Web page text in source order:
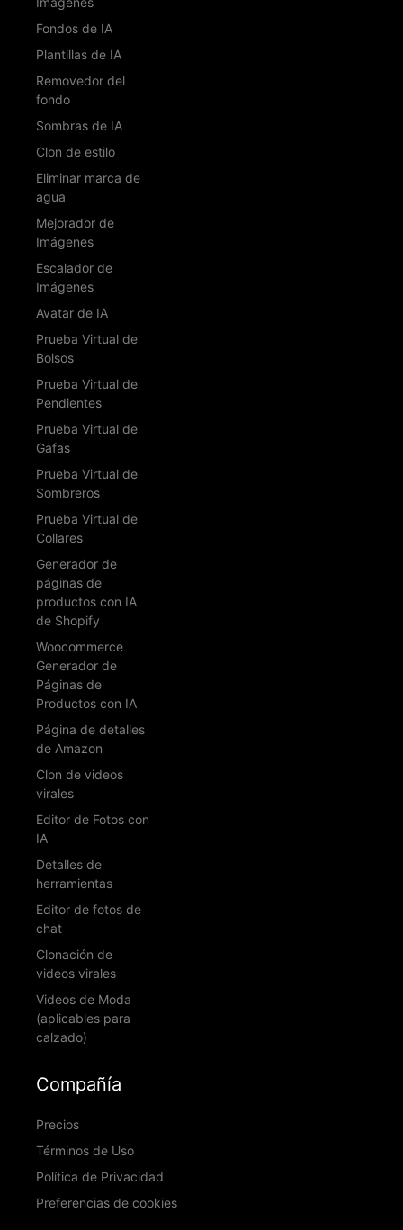
Fondos de IA
Plantillas de IA
Removedor del
fondo
Sombras de IA
Clon de estilo
Eliminar marca de
agua
Mejorador de
Imágenes
Escalador de
Imágenes
Avatar de IA
Prueba Virtual de
Bolsos
Prueba Virtual de
Pendientes
Prueba Virtual de
Gafas
Prueba Virtual de
Sombreros
Prueba Virtual de
Collares
Generador de
páginas de
productos con IA
de Shopify
Woocommerce
Generador de
Páginas de
Productos con IA
Página de detalles
de Amazon
Clon de videos
virales
Editor de Fotos con
IA
Detalles de
herramientas
Editor de fotos de
chat
Clonación de
videos virales
Videos de Moda
(aplicables para
calzado)
Compañía
Precios
Términos de Uso
Política de Privacidad
Preferencias de cookies